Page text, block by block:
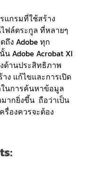
แกรมที่ใช้สร้าง
ไฟล์ตระกูล ที่หลายๆ
ถึง Adobe ทุก
Adobe Acrobat XI
ด้านประสิทธิภาพ
ง แก้ไขและการเปิด
นการค้นหาข้อมูล
ากยิ่งขึ้น ถือว่าเป็น
รื่องควรจะต้อง